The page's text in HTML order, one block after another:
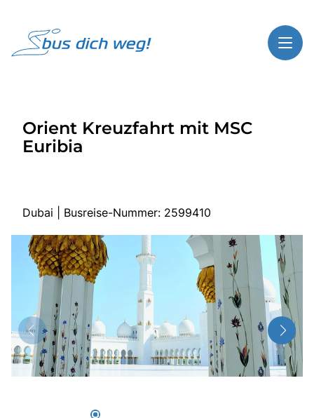
Highlights
Service
Start
Busreisen
Bus mieten
Gutscheinshop
Über bus dich weg!
Radio!
Sie befinden sich in:
Orient Kreuzfahrt mit MSC
Euribia
Dubai | Busreise-Nummer: 2599410